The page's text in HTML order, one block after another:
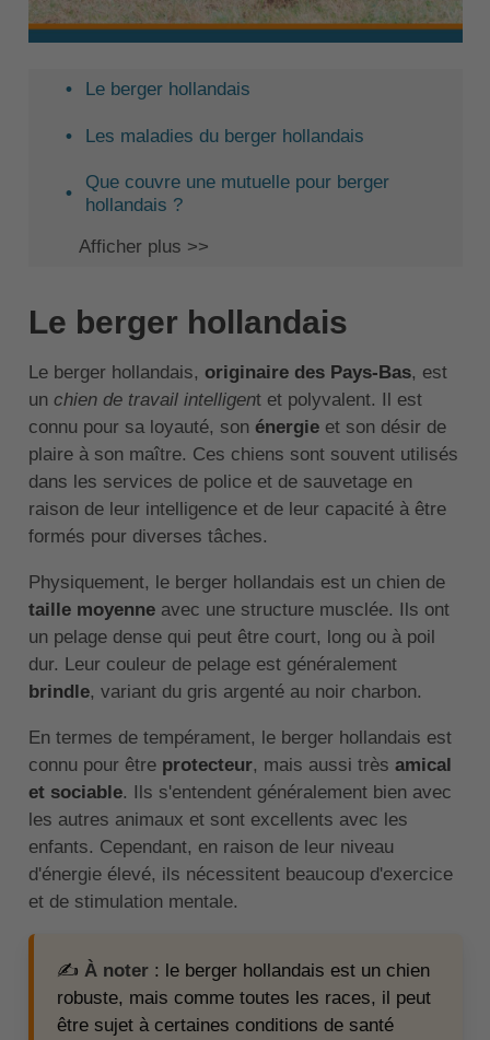
Le berger hollandais
Les maladies du berger hollandais
Que couvre une mutuelle pour berger
hollandais ?
Afficher plus >>
Le berger hollandais
Le berger hollandais, originaire des Pays-Bas, est
un chien de travail intelligent et polyvalent. Il est
connu pour sa loyauté, son énergieet son désir de
plaire à son maître. Ces chiens sont souvent utilisés
dans les services de police et de sauvetage en
raison de leur intelligence et de leur capacité à être
formés pour diverses tâches.
Physiquement, le berger hollandais est un chien de
taille moyenneavec une structure musclée. Ils ont
un pelage dense qui peut être court, long ou à poil
dur. Leur couleur de pelage est généralement
brindle, variant du gris argenté au noir charbon.
En termes de tempérament, le berger hollandais est
connu pour être protecteur, mais aussi très amical
et sociable. Ils s'entendent généralement bien avec
les autres animaux et sont excellents avec les
enfants. Cependant, en raison de leur niveau
d'énergie élevé, ils nécessitent beaucoup d'exercice
et de stimulation mentale.
✍️ À noter: le berger hollandais est un chien
robuste, mais comme toutes les races, il peut
être sujet à certaines conditions de santé